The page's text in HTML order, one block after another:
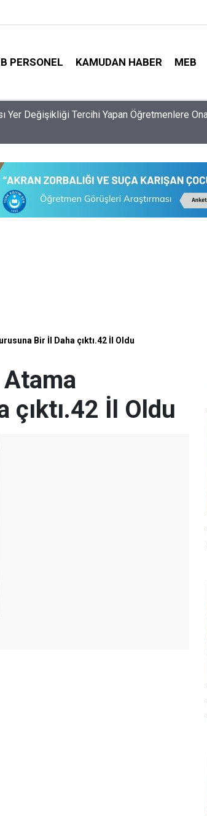
PERSONEL KAMUDAN HABER MEB
Personel Alınacak: Güvenlik İŞKUR'dan,
Bir İl Daha çıktı.42 İl Oldu
Atama
çıktı.42 İl Oldu